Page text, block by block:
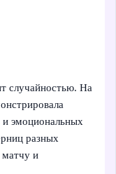
случайностью. На
и эмоциональных
разных
матчу и